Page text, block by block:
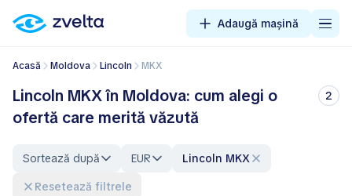
Adaugă mașină
Acasă Moldova Lincoln MKX
Lincoln MKX în Moldova: cum alegi o
ofertă care merită văzută
2
Sortează după EUR
Lincoln MKX
Resetează filtrele